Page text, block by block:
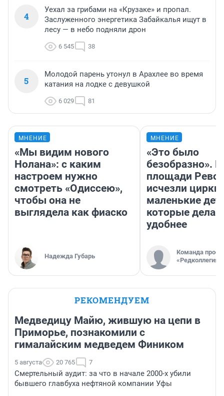
4
Уехал за грибами на «Крузаке» и пропал.
Заслуженного энергетика Забайкалья ищут в
лесу — в небо подняли дрон
6 545 38
5
Молодой парень утонул в Арахлее во время
катания на лодке с девушкой
6 029 81
МНЕНИЕ
«Мы видим нового
Нолана»: с каким
настроем нужно
смотреть «Одиссею»,
чтобы она не
выглядела как фиаско
Надежда Губарь
МНЕНИЕ
«Это было
безобразно».
площади
исчезли цирки
маленькие
которые
удобнее
Команда
«Редколлегия»
РЕКОМЕНДУЕМ
Медведицу Майю, жившую на цепи в
Приморье, познакомили с
гималайским медведем Фиником
5 августа 20 765 7
Смертельный аудит: за что в начале 2000-х убили
бывшего главбуха нефтяной компании Уфы